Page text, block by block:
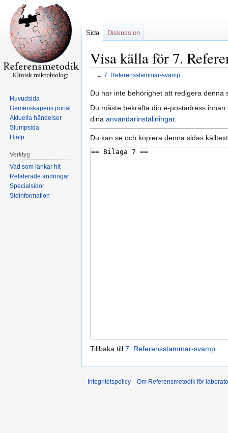
Visa källa för 7.
← 7. Referensstammar-svamp
Hoppa
till
navigering
Hoppa
till
sök
Du har inte behörighet att redigera denna
Du måste bekräfta din e-postadress
dina användarinställningar.
Du kan se och kopiera denna sidas
Tillbaka till 7. Referensstammar-svamp.
Sida Diskussion
Huvudsida
Gemenskapens portal
Aktuella händelser
Slumpsida
Hjälp
Verktyg
Vad som länkar hit
Relaterade ändringar
Specialsidor
Sidinformation
Integritetspolicy Om Referensmetodik för